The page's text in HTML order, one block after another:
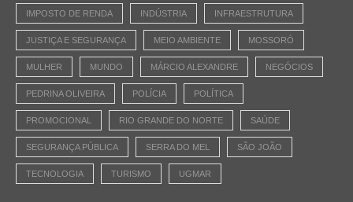
IMPOSTO DE RENDA INDÚSTRIA INFRAESTRUTURA
JUSTIÇA E SEGURANÇA MEIO AMBIENTE MOSSORÓ
MULHER MUNDO MÁRCIO ALEXANDRE NEGÓCIOS
PEDRINA OLIVEIRA POLÍCIA POLÍTICA
PROMOCIONAL RIO GRANDE DO NORTE SAÚDE
SEGURANÇA PÚBLICA SERRA DO MEL SÃO JOÃO
TECNOLOGIA TURISMO UGMAR